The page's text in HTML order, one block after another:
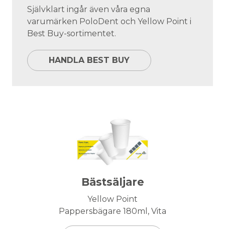
Självklart ingår även våra egna
varumärken PoloDent och Yellow Point i
Best Buy-sortimentet.
HANDLA BEST BUY
Bästsäljare
Yellow Point
Pappersbägare 180ml, Vita